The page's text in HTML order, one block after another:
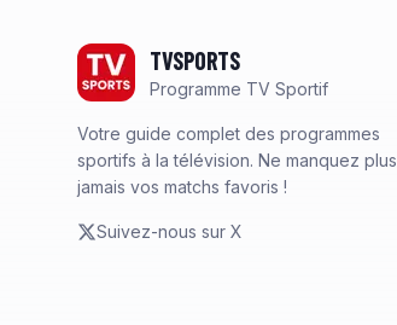
TVSPORTS
Programme TV Sportif
Votre guide complet des programmes
sportifs à la télévision. Ne manquez plus
jamais vos matchs favoris !
Suivez-nous sur X